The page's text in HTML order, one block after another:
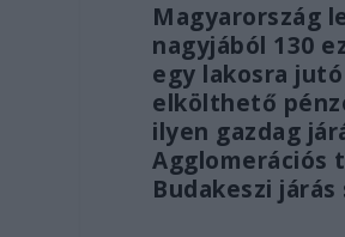
Magyarország
nagyjából 130
egy lakosra
elkölthető
ilyen gazdag
Agglomerációs
Budakeszi